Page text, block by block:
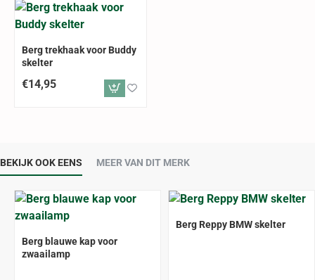
Berg trekhaak voor Buddy
skelter
€14,95
BEKIJK OOK EENS MEER VAN DIT MERK
Berg blauwe kap voor
zwaailamp
ALLEEN AFHALEN
Berg Reppy BMW skelter